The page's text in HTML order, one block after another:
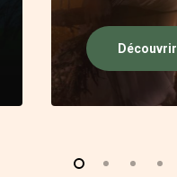
Découvrir